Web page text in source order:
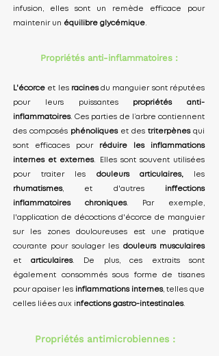
infusion, elles sont un remède efficace pour
maintenir un équilibre glycémique
Propriétés anti-inflammatoires :
L'écorce et les racinesdu manguier sont réputées
pour leurs puissantes propriétés anti-
inflammatoires. Ces parties de l’arbre contiennent
des composés phénoliques et des triterpènes qui
sont efficaces pour réduire les inflammations
internes et externes. Elles sont souvent utilisées
pour traiter les douleurs articulaires, les
rhumatismes, et d'autres inffections
inflammatoires chroniques. Par exemple,
l'application de décoctions d'écorce de manguier
sur les zones douloureuses est une pratique
courante pour soulager les douleurs musculaires
et articulaires. De plus, ces extraits sont
également consommés sous forme de tisanes
pour apaiser les inflammations internes, telles que
celles liées aux i nfections gastro-intestinales.
Propriétés antimicrobiennes :